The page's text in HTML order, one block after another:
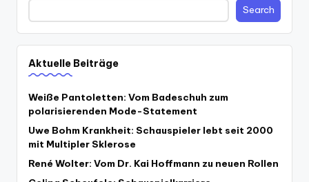
Search
Aktuelle Beiträge
Weiße Pantoletten: Vom Badeschuh zum
polarisierenden Mode-Statement
Uwe Bohm Krankheit: Schauspieler lebt seit 2000
mit Multipler Sklerose
René Wolter: Vom Dr. Kai Hoffmann zu neuen Rollen